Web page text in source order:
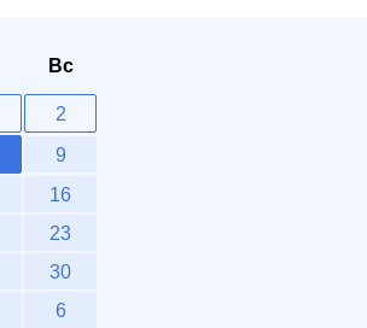
Вс
2
9
16
23
30
6